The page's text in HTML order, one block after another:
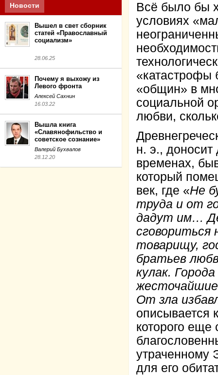
Новости
Вышел в свет сборник
статей «Православный
социализм»
28.06.25
Почему я выхожу из
Левого фронта
Алексей Сахнин
16.03.22
Вышла книга
«Славянофильство и
советское сознание»
Валерий Бухвалов
28.12.20
Всё было бы
условиях
«катастрофы
«общин» в
социальной
любви,
н. э.,
временах,
который
век, где «Не
труда и от
дадут им…
товарищу,
братьев
кулак.
От зла
описывается
которого еще
утраченному
для его